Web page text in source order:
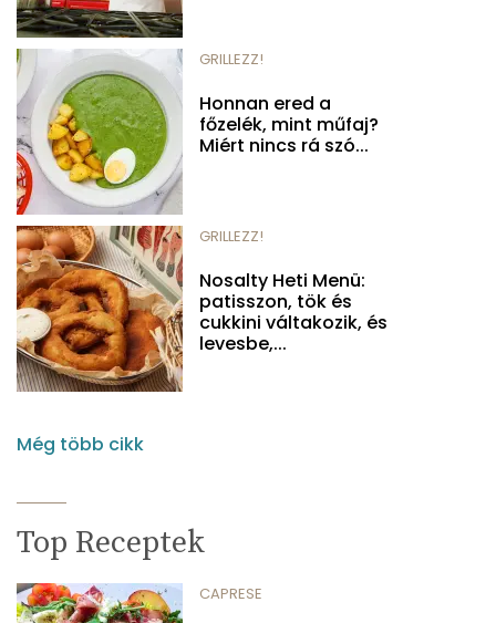
GRILLEZZ!
Honnan ered a
főzelék, mint műfaj?
Miért nincs rá szó...
GRILLEZZ!
Nosalty Heti Menü:
patisszon, tök és
cukkini váltakozik, és
levesbe,...
Még több cikk
Top Receptek
CAPRESE